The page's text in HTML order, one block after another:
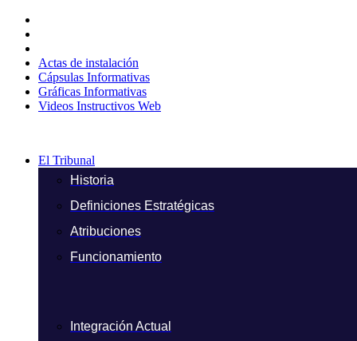
contenido
Actas de instalación
Cápsulas Informativas
Gráficas Informativas
Videos Instructivos Web
El Tribunal
Historia
Definiciones Estratégicas
Atribuciones
Funcionamiento
Integración Actual